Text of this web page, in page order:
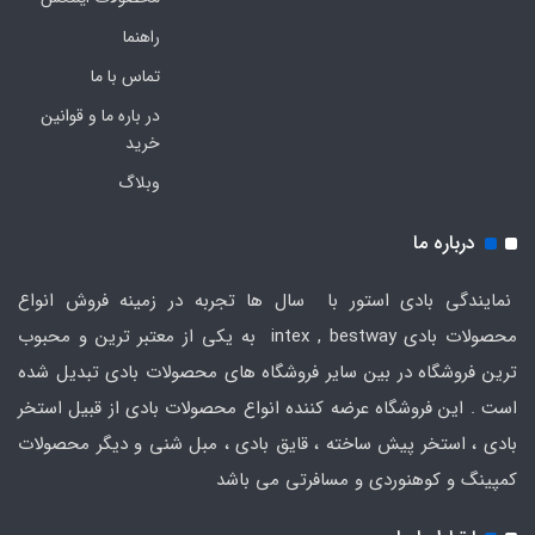
راهنما
تماس با ما
در باره ما و قوانین
خرید
وبلاگ
درباره ما
نمایندگی بادی استور با سال ها تجربه در زمینه فروش انواع
محصولات بادی intex , bestway به یکی از معتبر ترین و محبوب
ترین فروشگاه در بین سایر فروشگاه های محصولات بادی تبدیل شده
است . این فروشگاه عرضه کننده انواع محصولات بادی از قبیل استخر
بادی ، استخر پیش ساخته ، قایق بادی ، مبل شنی و دیگر محصولات
کمپینگ و کوهنوردی و مسافرتی می باشد